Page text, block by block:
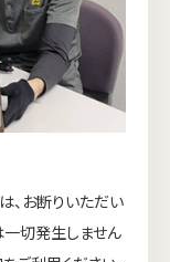
、お断りいただい
一切発生しません